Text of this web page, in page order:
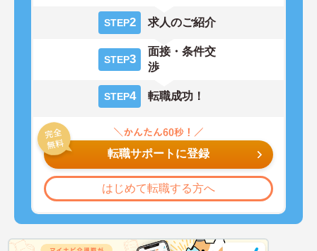
STEP2 求人のご紹介
STEP3
面接・条件交
渉
STEP4 転職成功！
転職サポートに登録
はじめて転職する方へ